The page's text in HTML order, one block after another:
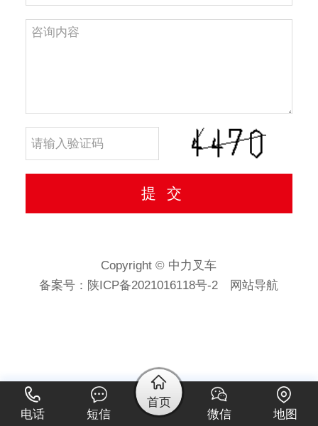
Copyright © 中力叉车
备案号： 陕ICP备2021016118号-2 网站导航
电话 短信
首页
微信
地图